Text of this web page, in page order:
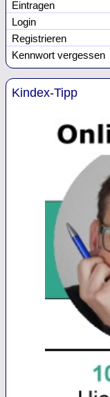
Eintragen
Login
Registrieren
Kennwort vergessen
Kindex-Tipp